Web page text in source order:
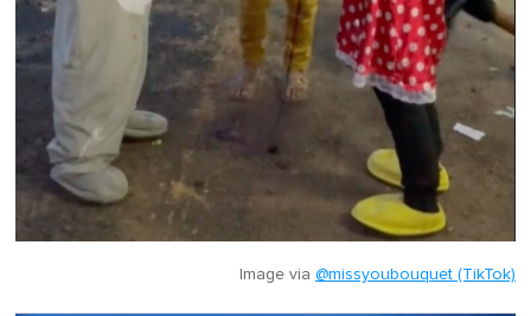
Image via @missyoubouquet (TikTok)